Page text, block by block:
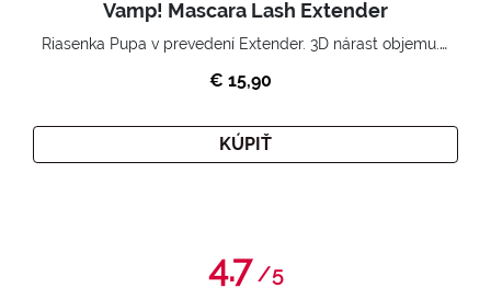
Vamp! Mascara Lash Extender
Riasenka Pupa v prevedení Extender. 3D nárast objemu. Nekonečne zhutnené a nadvihnuté riasy.
€ 15,90
KÚPIŤ
4.7/5